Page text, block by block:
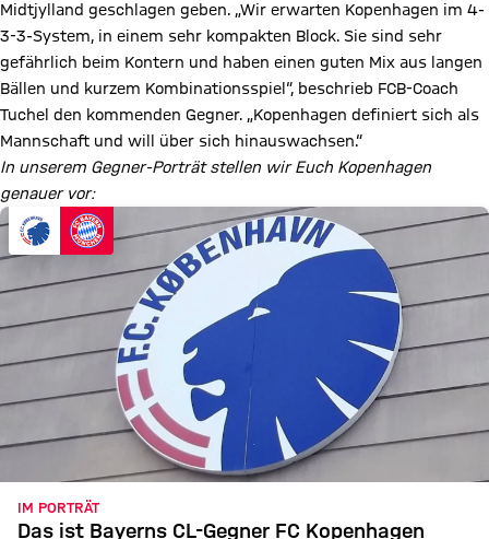
Midtjylland geschlagen geben. „Wir erwarten Kopenhagen im 4-
3-3-System, in einem sehr kompakten Block. Sie sind sehr
gefährlich beim Kontern und haben einen guten Mix aus langen
Bällen und kurzem Kombinationsspiel“, beschrieb FCB-Coach
Tuchel den kommenden Gegner. „Kopenhagen definiert sich als
Mannschaft und will über sich hinauswachsen.“
In unserem Gegner-Porträt stellen wir Euch Kopenhagen
genauer vor:
IM PORTRÄT
Das ist Bayerns CL-Gegner FC Kopenhagen